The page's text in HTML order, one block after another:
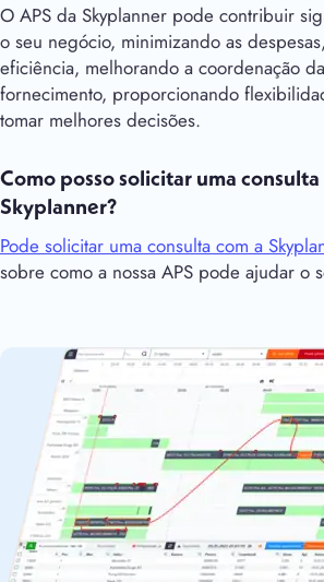
O APS da Skyplanner pode contribuir
o seu negócio, minimizando as
eficiência, melhorando a coordenação
fornecimento, proporcionando
tomar melhores decisões.
Como posso solicitar uma consulta
Skyplanner?
Pode solicitar uma consulta com a
sobre como a nossa APS pode ajudar o